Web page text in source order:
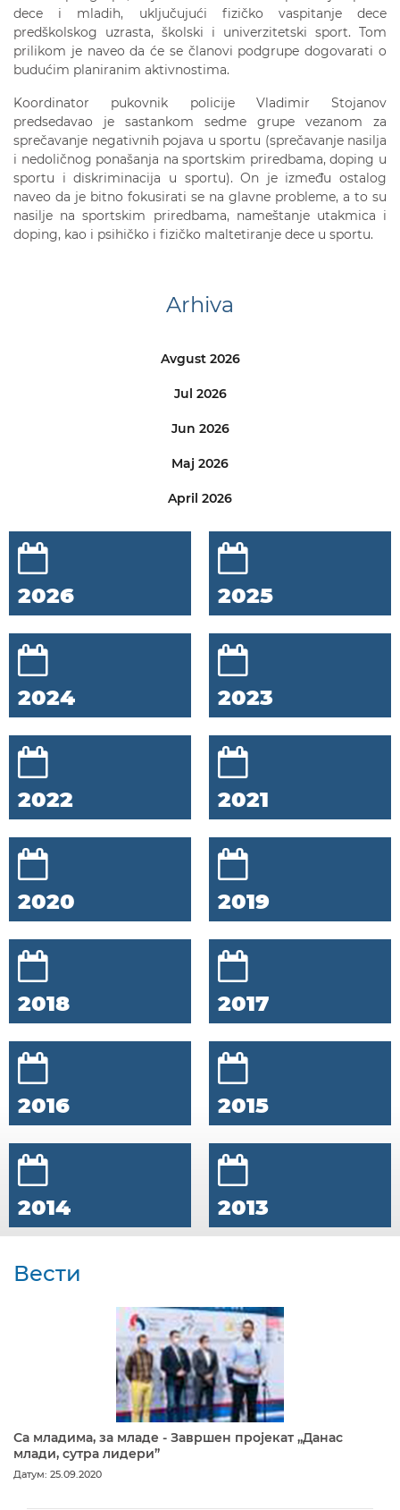
dece i mladih, uključujući fizičko vaspitanje dece
predškolskog uzrasta, školski i univerzitetski sport. Tom
prilikom je naveo da će se članovi podgrupe dogovarati o
budućim planiranim aktivnostima.
Koordinator pukovnik policije Vladimir Stojanov
predsedavao je sastankom sedme grupe vezanom za
sprečavanje negativnih pojava u sportu (sprečavanje nasilja
i nedoličnog ponašanja na sportskim priredbama, doping u
sportu i diskriminacija u sportu). On je između ostalog
naveo da je bitno fokusirati se na glavne probleme, a to su
nasilje na sportskim priredbama, nameštanje utakmica i
doping, kao i psihičko i fizičko maltetiranje dece u sportu.
Arhiva
Avgust 2026
Jul 2026
Jun 2026
Maj 2026
April 2026
2026 2025
2024 2023
2022 2021
2020 2019
2018 2017
2016 2015
2014 2013
Вести
Са младима, за младе - Завршен пројекат „Данас
млади, сутра лидери”
Датум: 25.09.2020